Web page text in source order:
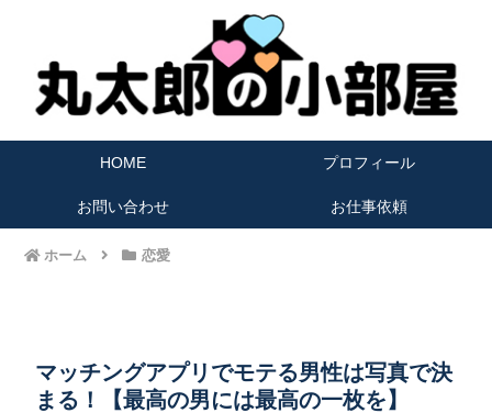
HOME プロフィール
お問い合わせ お仕事依頼
ホーム 恋愛
マッチングアプリでモテる男性は写真で決
まる！【最高の男には最高の一枚を】